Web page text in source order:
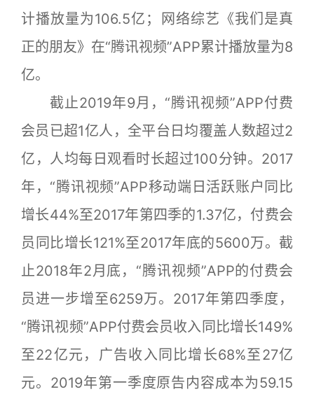
计播放量为106.5亿；网络综艺《我们是真
正的朋友》在“腾讯视频”APP累计播放量为8
亿。
截止2019年9月，“腾讯视频”APP付费
会员已超1亿人，全平台日均覆盖人数超过2
亿，人均每日观看时长超过100分钟。2017
年，“腾讯视频”APP移动端日活跃账户同比
增长44%至2017年第四季的1.37亿，付费会
员同比增长121%至2017年底的5600万。截
止2018年2月底，“腾讯视频”APP的付费会
员进一步增至6259万。2017年第四季度，
“腾讯视频”APP付费会员收入同比增长149%
至22亿元，广告收入同比增长68%至27亿
元。2019年第一季度原告内容成本为59.15